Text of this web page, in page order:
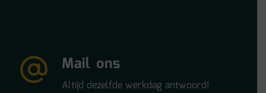
Mail ons
Altijd dezelfde werkdag antwoord!